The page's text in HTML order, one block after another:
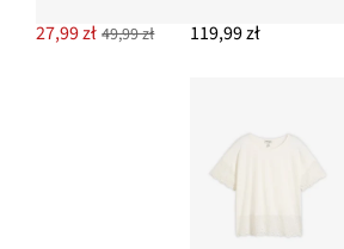
27,99 zł 49,99 zł 119,99 zł